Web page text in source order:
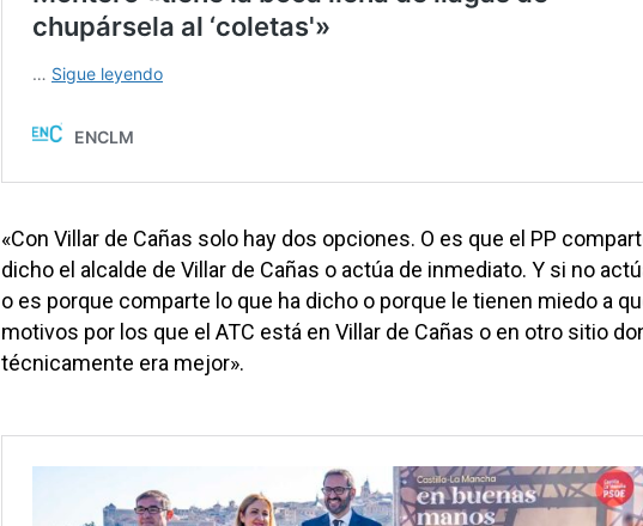
«Con Villar de Cañas solo hay dos opciones. O es que el PP
dicho el alcalde de Villar de Cañas o actúa de inmediato. Y si no
o es porque comparte lo que ha dicho o porque le tienen miedo a
motivos por los que el ATC está en Villar de Cañas o en otro sitio
técnicamente era mejor».